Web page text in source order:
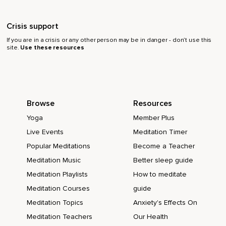
Die auch Hypnose beinhalten,
Jedenfalls bricht sie ein bisschen mit dem konventionellen
Wie gesagt,
Dass man irgendwo hingeht,
Dann darüber redet,
Es breit tritt und dann hofft,
Dass sich irgendwas verändert,
Crisis support
If you are in a crisis or any other person may be in danger - don’t use this
site. Use these resources
Browse
Yoga
Live Events
Popular Meditations
Meditation Music
Meditation Playlists
Meditation Courses
Meditation Topics
Meditation Teachers
Resources
Member Plus
Meditation Timer
Become a Teacher
Better sleep guide
How to meditate
guide
Anxiety's Effects On
Our Health